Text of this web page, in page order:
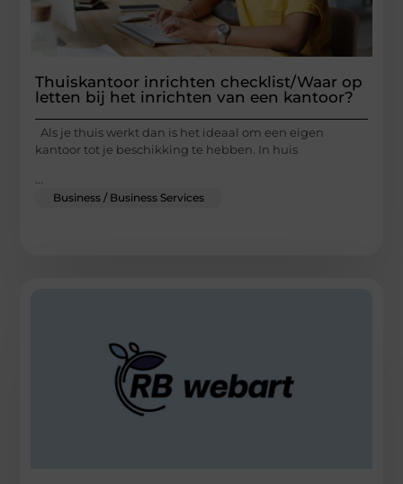
Thuiskantoor inrichten checklist/Waar op
letten bij het inrichten van een kantoor?
Als je thuis werkt dan is het ideaal om een eigen
kantoor tot je beschikking te hebben. In huis
...
Business / Business Services